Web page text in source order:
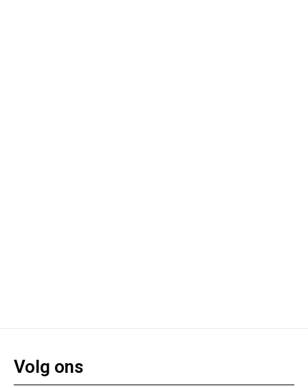
Volg ons